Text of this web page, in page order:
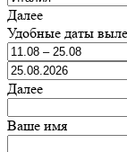
Далее
Удобные даты
Далее
Ваше имя